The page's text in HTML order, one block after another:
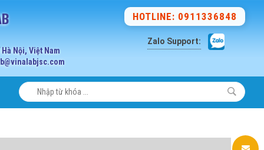
Nội, Việt Nam
HOTLINE: 0911336848
Zalo Support: